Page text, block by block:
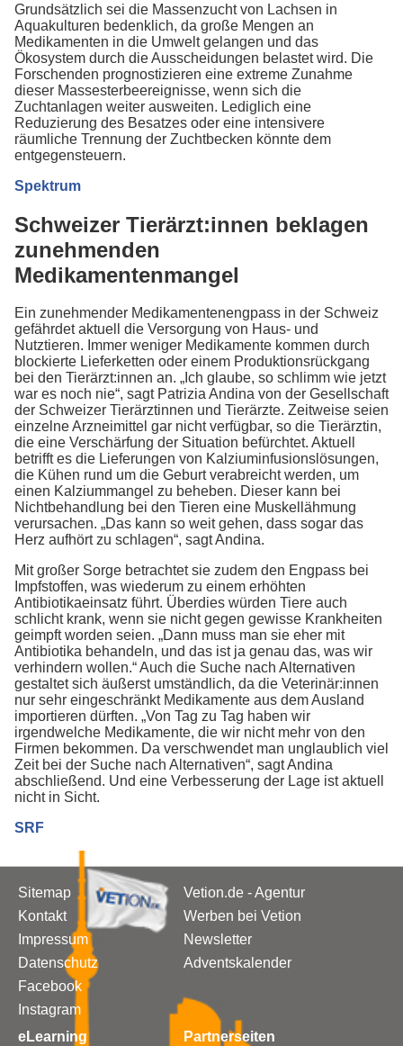
Grundsätzlich sei die Massenzucht von Lachsen in
Aquakulturen bedenklich, da große Mengen an
Medikamenten in die Umwelt gelangen und das
Ökosystem durch die Ausscheidungen belastet wird. Die
Forschenden prognostizieren eine extreme Zunahme
dieser Massesterbeereignisse, wenn sich die
Zuchtanlagen weiter ausweiten. Lediglich eine
Reduzierung des Besatzes oder eine intensivere
räumliche Trennung der Zuchtbecken könnte dem
entgegensteuern.
Spektrum
Schweizer Tierärzt:innen beklagen
zunehmenden
Medikamentenmangel
Ein zunehmender Medikamentenengpass in der Schweiz
gefährdet aktuell die Versorgung von Haus- und
Nutztieren. Immer weniger Medikamente kommen durch
blockierte Lieferketten oder einem Produktionsrückgang
bei den Tierärzt:innen an. „Ich glaube, so schlimm wie jetzt
war es noch nie“, sagt Patrizia Andina von der Gesellschaft
der Schweizer Tierärztinnen und Tierärzte. Zeitweise seien
einzelne Arzneimittel gar nicht verfügbar, so die Tierärztin,
die eine Verschärfung der Situation befürchtet. Aktuell
betrifft es die Lieferungen von Kalziuminfusionslösungen,
die Kühen rund um die Geburt verabreicht werden, um
einen Kalziummangel zu beheben. Dieser kann bei
Nichtbehandlung bei den Tieren eine Muskellähmung
verursachen. „Das kann so weit gehen, dass sogar das
Herz aufhört zu schlagen“, sagt Andina.
Mit großer Sorge betrachtet sie zudem den Engpass bei
Impfstoffen, was wiederum zu einem erhöhten
Antibiotikaeinsatz führt. Überdies würden Tiere auch
schlicht krank, wenn sie nicht gegen gewisse Krankheiten
geimpft worden seien. „Dann muss man sie eher mit
Antibiotika behandeln, und das ist ja genau das, was wir
verhindern wollen.“ Auch die Suche nach Alternativen
gestaltet sich äußerst umständlich, da die Veterinär:innen
nur sehr eingeschränkt Medikamente aus dem Ausland
importieren dürften. „Von Tag zu Tag haben wir
irgendwelche Medikamente, die wir nicht mehr von den
Firmen bekommen. Da verschwendet man unglaublich viel
Zeit bei der Suche nach Alternativen“, sagt Andina
abschließend. Und eine Verbesserung der Lage ist aktuell
nicht in Sicht.
SRF
Sitemap
Kontakt
Impressum
Datenschutz
Facebook
Instagram
Vetion.de - Agentur
Werben bei Vetion
Newsletter
Adventskalender
eLearning Partnerseiten